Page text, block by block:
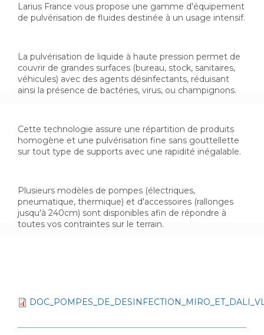
Larius France vous propose une gamme d'équipement
de pulvérisation de fluides destinée à un usage intensif.
La pulvérisation de liquide à haute pression permet de
couvrir de grandes surfaces (bureau, stock, sanitaires,
véhicules) avec des agents désinfectants, réduisant
ainsi la présence de bactéries, virus, ou champignons.
Cette technologie assure une répartition de produits
homogène et une pulvérisation fine sans gouttellette
sur tout type de supports avec une rapidité inégalable.
Plusieurs modèles de pompes (électriques,
pneumatique, thermique) et d'accessoires (rallonges
jusqu'à 240cm) sont disponibles afin de répondre à
toutes vos contraintes sur le terrain.